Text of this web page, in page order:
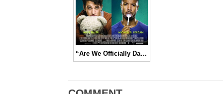
“Are We Officially Dating?” Ketika Cinta Terjebak dalam Komitmen yang Serius │ Movie Review